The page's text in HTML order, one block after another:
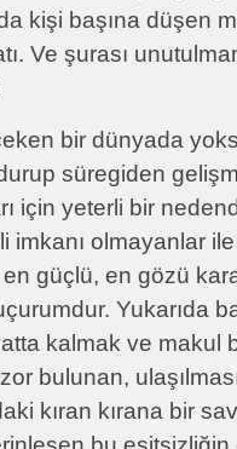
kişi başına düşen
Ve şurası
bir dünyada
süregiden
için yeterli bir
olmayanlar ile
güçlü, en gözü
Yukarıda
kalmak ve
bulunan,
kıran kırana bir